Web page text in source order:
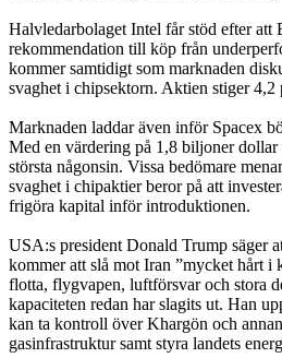
Halvledarbolaget Intel får stöd efter att
rekommendation till köp från
kommer samtidigt som marknaden
svaghet i chipsektorn. Aktien stiger 4,2
Marknaden laddar även inför Spacex
Med en värdering på 1,8 biljoner dollar
största någonsin. Vissa bedömare
svaghet i chipaktier beror på att
frigöra kapital inför introduktionen.
USA:s president Donald Trump säger
kommer att slå mot Iran ”mycket hårt i
flotta, flygvapen, luftförsvar och stora
kapaciteten redan har slagits ut. Han
kan ta kontroll över Khargön och
gasinfrastruktur samt styra landets